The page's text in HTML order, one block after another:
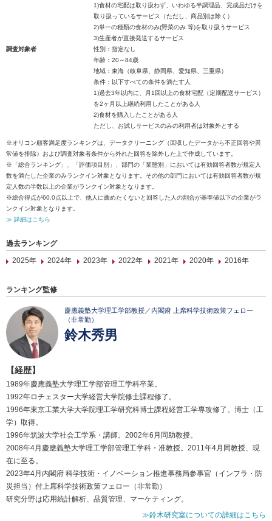
1)食材の宅配は取り扱わず、いわゆる半調理品、完成品だけを
取り扱っているサービス（ただし、商品別は除く）
2)単一の種類の食材のみ(野菜のみ 等)を取り扱うサービス
3)生産者が直接発送するサービス
調査対象者
性別：指定なし
年齢：20～84歳
地域：東海（岐阜県、静岡県、愛知県、三重県）
条件：以下すべての条件を満たす人
1)過去3年以内に、月1回以上の食材宅配（定期配送サービス）
を2ヶ月以上継続利用したことがある人
2)食材を購入したことがある人
ただし、お試しサービスのみの利用者は対象外とする
※オリコン顧客満足度ランキングは、データクリーニング（回収したデータから不正回答や異
常値を排除）および調査対象者条件から外れた回答を除外した上で作成しています。
※「総合ランキング」、「評価項目別」、部門の「業態別」においては有効回答者数が規定人
数を満たした企業のみランクイン対象となります。その他の部門においては有効回答者数が規
定人数の半数以上の企業がランクイン対象となります。
※総合得点が60.0点以上で、他人に薦めたくないと回答した人の割合が基準値以下の企業がラ
ンクイン対象となります。
≫ 詳細はこちら
過去ランキング
2025年
2024年 2023年 2022年 2021年 2020年 2016年
ランキング監修
慶應義塾大学理工学部教授／内閣府 上席科学技術政策フェロー
（非常勤）
鈴木秀男
【経歴】
1989年慶應義塾大学理工学部管理工学科卒業。
1992年ロチェスター大学経営大学院修士課程修了。
1996年東京工業大学大学院理工学研究科博士課程経営工学専攻修了。博士（工
学）取得。
1996年筑波大学社会工学系・講師。2002年6月同助教授。
2008年4月慶應義塾大学理工学部管理工学科・准教授。2011年4月同教授、現
在に至る。
2023年4月内閣府 科学技術・イノベーション推進事務局参事官（インフラ・防
災担当）付上席科学技術政策フェロー（非常勤）
研究分野は応用統計解析、品質管理、マーケティング。
≫鈴木研究室についての詳細はこちら